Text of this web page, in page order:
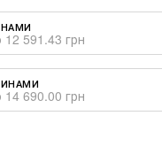
12 591.43 грн
14 690.00 грн